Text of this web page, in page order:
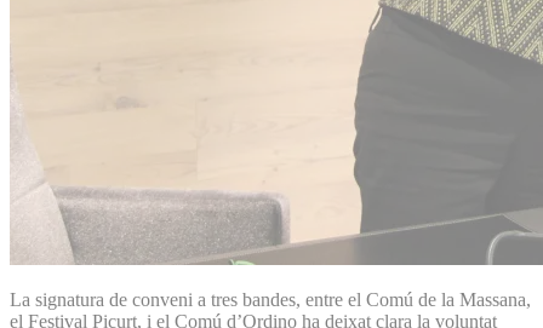
La signatura de conveni a tres bandes, entre el Comú de la Massana,
el Festival Picurt, i el Comú d’Ordino ha deixat clara la voluntat